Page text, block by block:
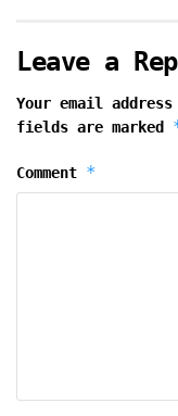
Leave a
Your email
fields are marked
Comment *